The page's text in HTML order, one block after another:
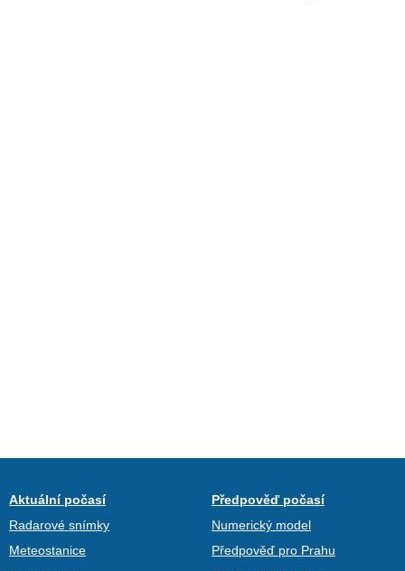
Aktuální počasí
Radarové snímky
Meteostanice
Předpověď počasí
Numerický model
Předpověď pro Prahu